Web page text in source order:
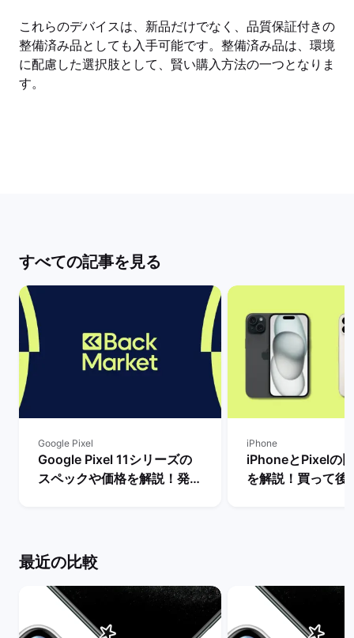
これらのデバイスは、新品だけでなく、品質保証付きの
整備済み品としても入手可能です。整備済み品は、環境
に配慮した選択肢として、賢い購入方法の一つとなりま
す。
すべての記事を見る
Google Pixel
Google Pixel 11シリーズの
スペックや価格を解説！発売
iPhone
iPhoneとPixelの
を解説！買って後
最近の比較